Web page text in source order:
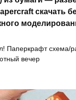
скачать
Паперкрафт схема/
вечер